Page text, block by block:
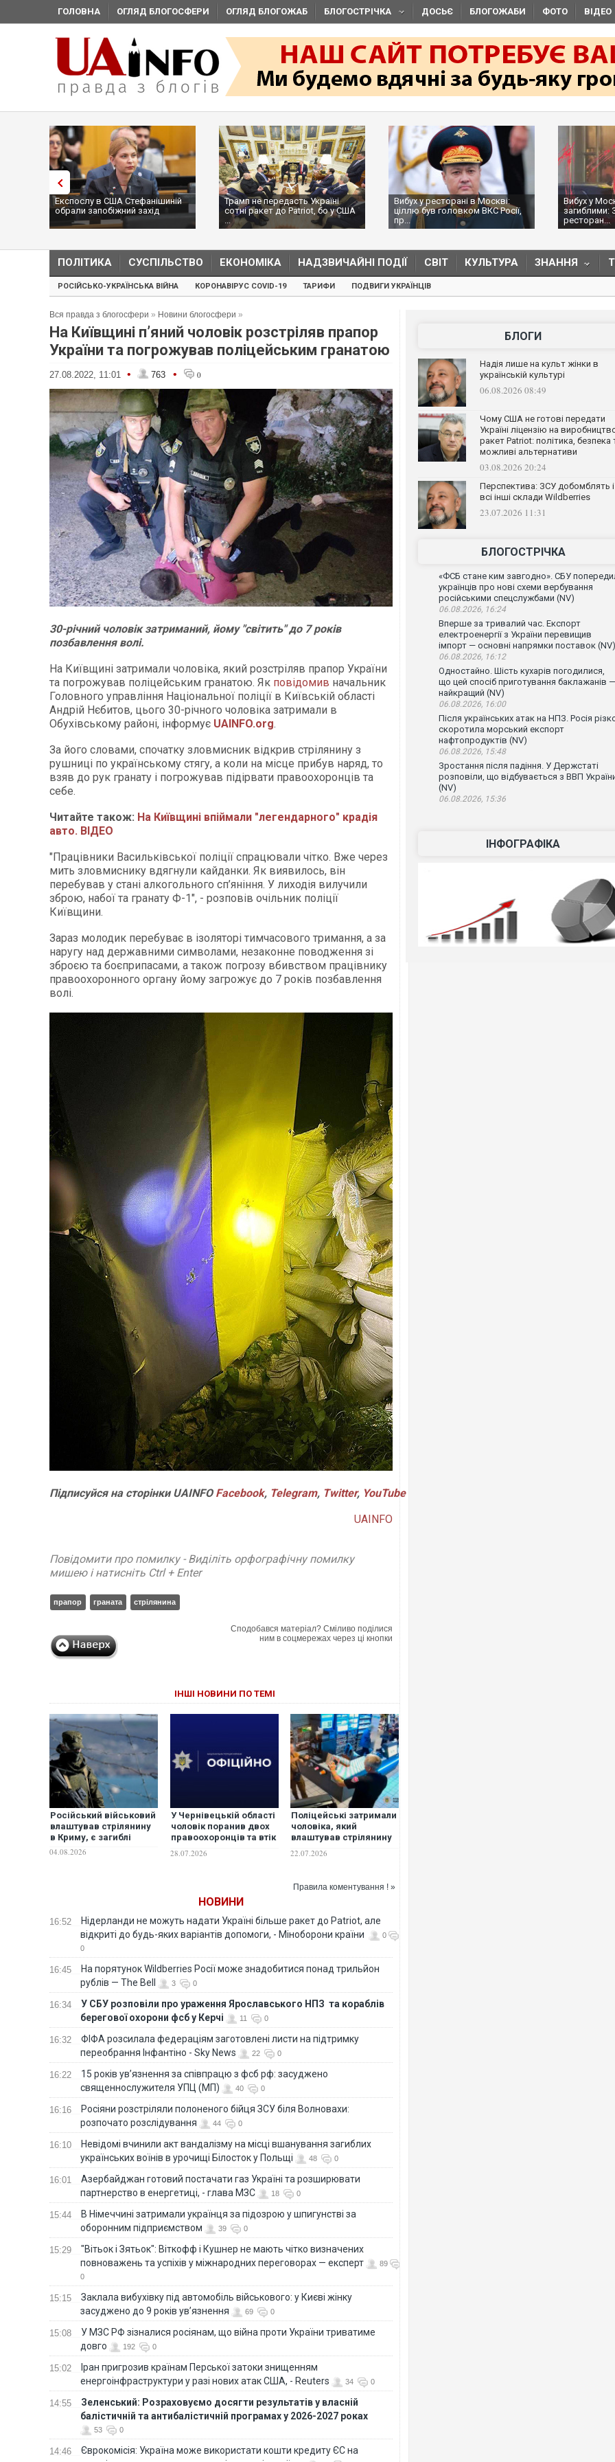
ГОЛОВНА ОГЛЯД БЛОГОСФЕРИ ОГЛЯД БЛОГОЖАБ БЛОГОСТРІЧКА ДОСЬЄ БЛОГОЖАБИ ФОТО ВІДЕО
Експослу в США Стефанішиній
обрали запобіжний захід
Трамп не передасть Україні
сотні ракет до Patriot, бо у США
...
Вибух у ресторані в Москві:
ціллю був головком ВКС Росії,
пр...
Вибух у
загиблими:
ресторан...
ПОЛІТИКА СУСПІЛЬСТВО ЕКОНОМІКА НАДЗВИЧАЙНІ ПОДІЇ СВІТ КУЛЬТУРА ЗНАННЯ
РОСІЙСЬКО-УКРАЇНСЬКА ВІЙНА КОРОНАВІРУС COVID-19 ТАРИФИ ПОДВИГИ УКРАЇНЦІВ
Вся правда з блогосфери » Новини блогосфери »
На Київщині п’яний чоловік розстріляв прапор
України та погрожував поліцейським гранатою
27.08.2022, 11:01 • 763 • 0
30-річний чоловік затриманий, йому "світить" до 7 років
позбавлення волі.
На Київщині затримали чоловіка, який розстріляв прапор України
та погрожував поліцейським гранатою. Як повідомив начальник
Головного управління Національної поліції в Київській області
Андрій Нєбитов, цього 30-річного чоловіка затримали в
Обухівському районі, інформує UAINFO.org.
За його словами, спочатку зловмисник відкрив стрілянину з
рушниці по українському стягу, а коли на місце прибув наряд, то
взяв до рук гранату і погрожував підірвати правоохоронців та
себе.
Читайте також: На Київщині впіймали "легендарного" крадія
авто. ВІДЕО
"Працівники Васильківської поліції спрацювали чітко. Вже через
мить зловмиснику вдягнули кайданки. Як виявилось, він
перебував у стані алкогольного сп’яніння. У лиходія вилучили
зброю, набої та гранату Ф-1", - розповів очільник поліції
Київщини.
Зараз молодик перебуває в ізоляторі тимчасового тримання, а за
наругу над державними символами, незаконне поводження зі
зброєю та боєприпасами, а також погрозу вбивством працівнику
правоохоронного органу йому загрожує до 7 років позбавлення
волі.
Підписуйся на сторінки UAINFO Facebook, Telegram, Twitter, YouTube
UAINFO
Повідомити про помилку - Виділіть орфографічну помилку
мишею і натисніть Ctrl + Enter
прапор граната стрілянина
Сподобався матеріал? Сміливо поділися
ним в соцмережах через ці кнопки
ІНШІ НОВИНИ ПО ТЕМІ
Російський військовий
влаштував стрілянину
в Криму, є загиблі
04.08.2026
У Чернівецькій області
чоловік поранив двох
правоохоронців та втік
28.07.2026
Поліцейські затримали
чоловіка, який
влаштував стрілянину
Оболонському районі
22.07.2026
Правила коментування ! »
НОВИНИ
16:52
Нідерланди не можуть надати Україні більше ракет до Patriot, але
відкриті до будь-яких варіантів допомоги, - Міноборони країни
0
0
16:45
На порятунок Wildberries Росії може знадобитися понад трильйон
рублів — The Bell
3 0
16:34
У СБУ розповіли про ураження Ярославського НПЗ та кораблів
берегової охорони фсб у Керчі
11 0
16:32
ФІФА розсилала федераціям заготовлені листи на підтримку
переобрання Інфантіно - Sky News
22 0
16:22
15 років ув’язнення за співпрацю з фсб рф: засуджено
священнослужителя УПЦ (МП)
40 0
16:16
Росіяни розстріляли полоненого бійця ЗСУ біля Волновахи:
розпочато розслідування
44 0
16:10
Невідомі вчинили акт вандалізму на місці вшанування загиблих
українських воїнів в урочищі Білосток у Польщі
48 0
16:01
Азербайджан готовий постачати газ Україні та розширювати
партнерство в енергетиці, - глава МЗС
18 0
15:44
В Німеччині затримали українця за підозрою у шпигунстві за
оборонним підприємством
39 0
15:29
"Вітьок і Зятьок": Віткофф і Кушнер не мають чітко визначених
повноважень та успіхів у міжнародних переговорах — експерт
89
0
15:15
Заклала вибухівку під автомобіль військового: у Києві жінку
засуджено до 9 років ув’язнення
69 0
15:08
У МЗС РФ зізналися росіянам, що війна проти України триватиме
довго
192 0
15:02
Іран пригрозив країнам Перської затоки знищенням
енергоінфраструктури у разі нових атак США, - Reuters
34 0
14:55
Зеленський: Розраховуємо досягти результатів у власній
балістичній та антибалістичній програмах у 2026-2027 роках
53 0
14:46
Єврокомісія: Україна може використати кошти кредиту ЄС на
БЛОГИ
Надія лише на культ жінки в
українській культурі
06.08.2026 08:49
Чому США не готові передати
Україні ліцензію на
ракет Patriot: політика, безпека
можливі альтернативи
03.08.2026 20:24
Перспектива: ЗСУ добомблять і
всі інші склади Wildberries
23.07.2026 11:31
БЛОГОСТРІЧКА
«ФСБ стане ким завгодно». СБУ
українців про нові схеми вербування
російськими спецслужбами (NV)
06.08.2026, 16:24
Вперше за тривалий час. Експорт
електроенергії з України перевищив
імпорт — основні напрямки поставок (NV)
06.08.2026, 16:12
Одностайно. Шість кухарів погодилися,
що цей спосіб приготування баклажанів —
найкращий (NV)
06.08.2026, 16:00
Після українських атак на НПЗ. Росія
скоротила морський експорт
нафтопродуктів (NV)
06.08.2026, 15:48
Зростання після падіння. У Держстаті
розповіли, що відбувається з ВВП
(NV)
06.08.2026, 15:36
ІНФОГРАФІКА